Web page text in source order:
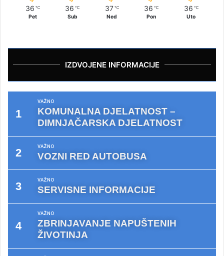
36 ℃
Pet
36 ℃
Sub
37 ℃
Ned
36 ℃
Pon
36 ℃
Uto
IZDVOJENE INFORMACIJE
VAŽNO
KOMUNALNA DJELATNOST –
DIMNJAČARSKA DJELATNOST
VAŽNO
VOZNI RED AUTOBUSA
VAŽNO
SERVISNE INFORMACIJE
VAŽNO
ZBRINJAVANJE NAPUŠTENIH
ŽIVOTINJA